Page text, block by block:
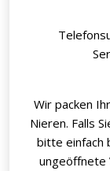
Wir packen
Nieren. Falls
bitte einfach
ungeöffnete